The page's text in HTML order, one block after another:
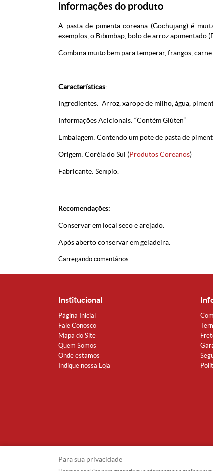
informações do produto
A pasta de pimenta coreana (Gochujang) é
exemplos, o Bibimbap, bolo de arroz apimentado
Combina muito bem para temperar, frangos,
Características:
Ingredientes: Arroz, xarope de milho, água,
Informações Adicionais: “Contém Glúten”
Embalagem: Contendo um pote de pasta de
Origem: Coréia do Sul (Produtos Coreanos)
Fabricante: Sempio.
Recomendações:
Conservar em local seco e arejado.
Após aberto conservar em geladeira.
Carregando comentários ...
Institucional
Página Inicial
Fale Conosco
Mapa do Site
Quem Somos
Onde estamos
Indique nossa Loja
Para sua privacidade